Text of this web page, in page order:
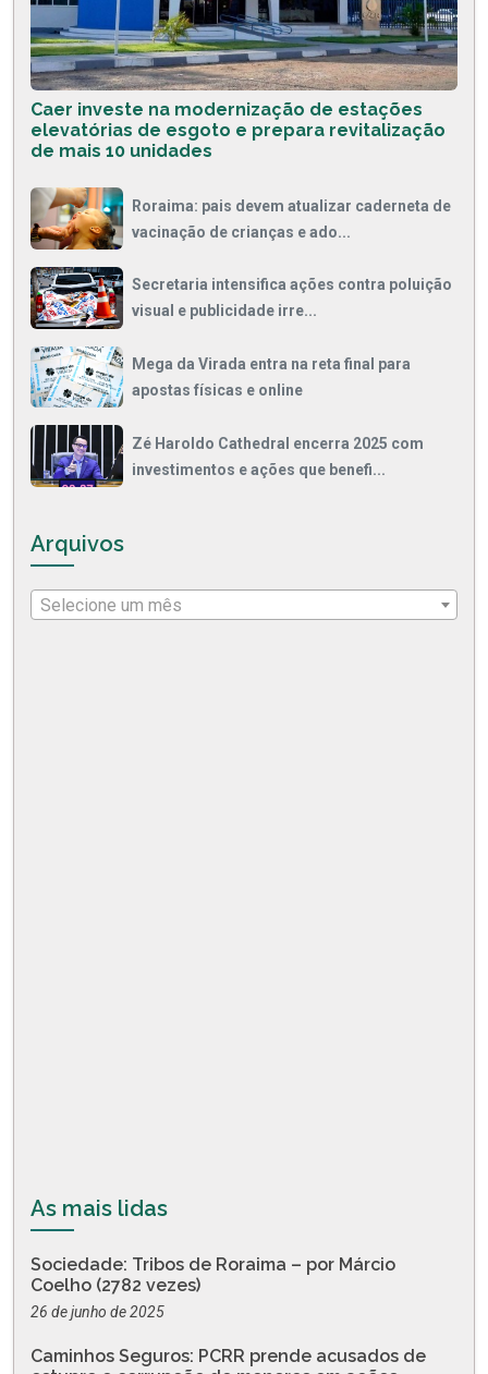
Caer investe na modernização de estações
elevatórias de esgoto e prepara revitalização
de mais 10 unidades
Roraima: pais devem atualizar caderneta de
vacinação de crianças e ado...
Secretaria intensifica ações contra poluição
visual e publicidade irre...
Mega da Virada entra na reta final para
apostas físicas e online
Zé Haroldo Cathedral encerra 2025 com
investimentos e ações que benefi...
Arquivos
Selecione um mês
As mais lidas
Sociedade: Tribos de Roraima – por Márcio
Coelho (2782 vezes)
26 de junho de 2025
Caminhos Seguros: PCRR prende acusados de